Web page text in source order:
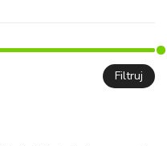
Filtruj